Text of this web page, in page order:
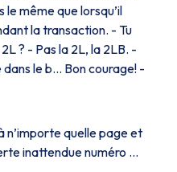
même que lorsqu’il
la transaction. - Tu
? - Pas la 2L, la 2LB. -
dans le b… Bon courage! -
n’importe quelle page et
inattendue numéro …